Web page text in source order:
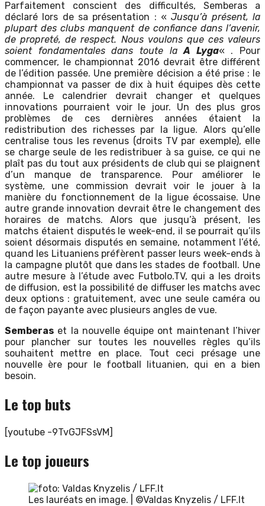
Parfaitement conscient des difficultés, Semberas a
déclaré lors de sa présentation : «Jusqu’à présent, la
plupart des clubs manquent de confiance dans l’avenir,
de propreté, de respect. Nous voulons que ces valeurs
soient fondamentales dans toute laA Lyga« . Pour
commencer, le championnat 2016 devrait être différent
de l’édition passée. Une première décision a été prise : le
championnat va passer de dix à huit équipes dès cette
année. Le calendrier devrait changer et quelques
innovations pourraient voir le jour. Un des plus gros
problèmes de ces dernières années étaient la
redistribution des richesses par la ligue. Alors qu’elle
centralise tous les revenus (droits TV par exemple), elle
se charge seule de les redistribuer à sa guise, ce qui ne
plaît pas du tout aux présidents de club qui se plaignent
d’un manque de transparence. Pour améliorer le
système, une commission devrait voir le jouer à la
manière du fonctionnement de la ligue écossaise. Une
autre grande innovation devrait être le changement des
horaires de matchs. Alors que jusqu’à présent, les
matchs étaient disputés le week-end, il se pourrait qu’ils
soient désormais disputés en semaine, notamment l’été,
quand les Lituaniens préfèrent passer leurs week-ends à
la campagne plutôt que dans les stades de football. Une
autre mesure à l’étude avec Futbolo.TV, qui a les droits
de diffusion, est la possibilité de diffuser les matchs avec
deux options : gratuitement, avec une seule caméra ou
de façon payante avec plusieurs angles de vue.
Semberas et la nouvelle équipe ont maintenant l’hiver
pour plancher sur toutes les nouvelles règles qu’ils
souhaitent mettre en place. Tout ceci présage une
nouvelle ère pour le football lituanien, qui en a bien
besoin.
Le top buts
[youtube -9TvGJFSsVM]
Le top joueurs
Les lauréats en image. | ©Valdas Knyzelis / LFF.lt